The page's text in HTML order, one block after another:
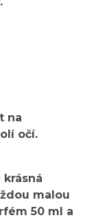
na
očí.
malou
50 ml a